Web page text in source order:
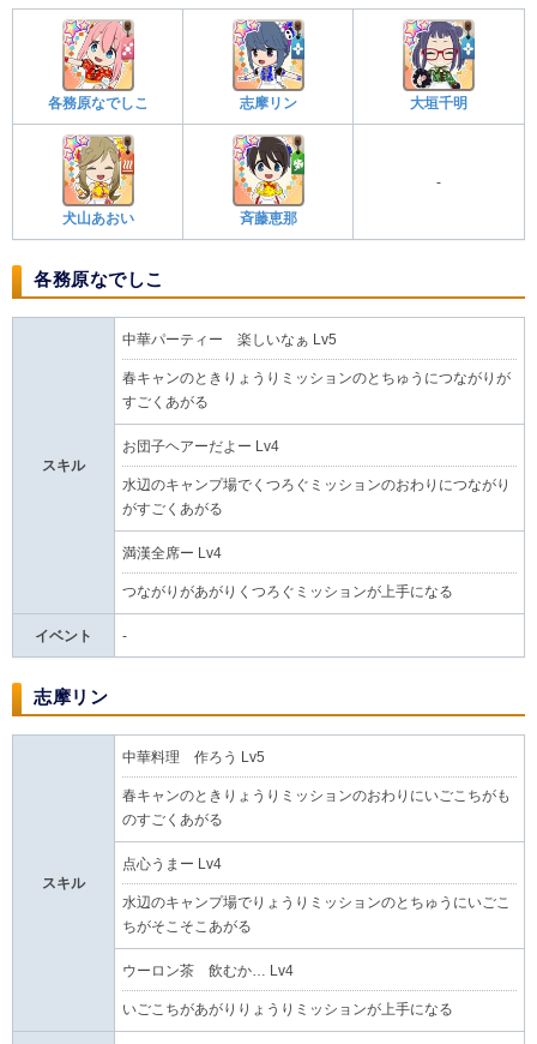
各務原なでしこ 志摩リン 大垣千明
犬山あおい 斉藤恵那
-
各務原なでしこ
スキル
中華パーティー 楽しいなぁ Lv5
春キャンのときりょうりミッションのとちゅうにつながりが
すごくあがる
お団子ヘアーだよー Lv4
水辺のキャンプ場でくつろぐミッションのおわりにつながり
がすごくあがる
満漢全席ー Lv4
つながりがあがりくつろぐミッションが上手になる
イベント -
志摩リン
スキル
中華料理 作ろう Lv5
春キャンのときりょうりミッションのおわりにいごこちがも
のすごくあがる
点心うまー Lv4
水辺のキャンプ場でりょうりミッションのとちゅうにいごこ
ちがそこそこあがる
ウーロン茶 飲むか… Lv4
いごこちがあがりりょうりミッションが上手になる